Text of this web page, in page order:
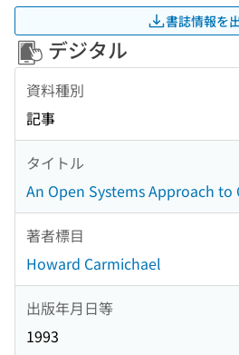
書誌情報を
デジタル
資料種別
記事
タイトル
An Open Systems Approach
著者標目
Howard Carmichael
出版年月日等
1993